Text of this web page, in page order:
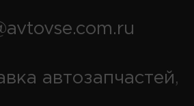
автозапчастей,